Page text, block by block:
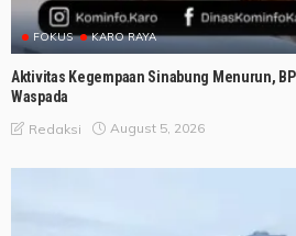
FOKUS KARO RAYA
Aktivitas Kegempaan Sinabung Menurun,
Waspada
Redaksi August 5, 2026